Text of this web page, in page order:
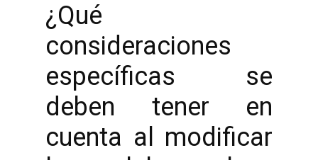
¿Qué
consideraciones
específicas se
deben tener en
cuenta al modificar